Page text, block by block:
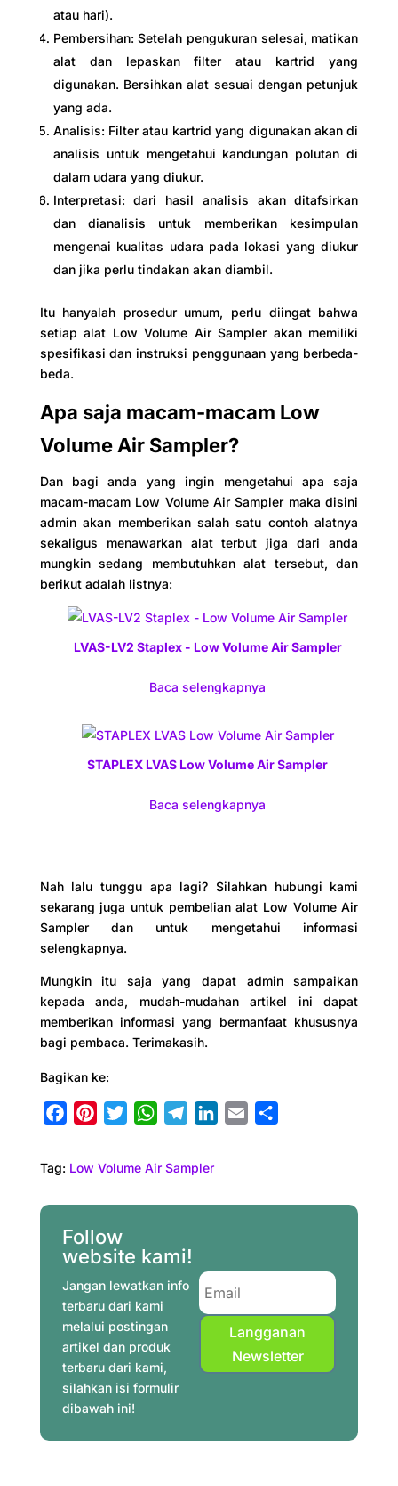
atau hari).
Pembersihan: Setelah pengukuran selesai, matikan
alat dan lepaskan filter atau kartrid yang
digunakan. Bersihkan alat sesuai dengan petunjuk
yang ada.
Analisis: Filter atau kartrid yang digunakan akan di
analisis untuk mengetahui kandungan polutan di
dalam udara yang diukur.
Interpretasi: dari hasil analisis akan ditafsirkan
dan dianalisis untuk memberikan kesimpulan
mengenai kualitas udara pada lokasi yang diukur
dan jika perlu tindakan akan diambil.
Itu hanyalah prosedur umum, perlu diingat bahwa
setiap alat Low Volume Air Sampler akan memiliki
spesifikasi dan instruksi penggunaan yang berbeda-
beda.
Apa saja macam-macam Low
Volume Air Sampler?
Dan bagi anda yang ingin mengetahui apa saja
macam-macam Low Volume Air Sampler maka disini
admin akan memberikan salah satu contoh alatnya
sekaligus menawarkan alat terbut jiga dari anda
mungkin sedang membutuhkan alat tersebut, dan
berikut adalah listnya:
LVAS-LV2 Staplex - Low Volume Air Sampler
Baca selengkapnya
STAPLEX LVAS Low Volume Air Sampler
Baca selengkapnya
Nah lalu tunggu apa lagi? Silahkan hubungi kami
sekarang juga untuk pembelian alat Low Volume Air
Sampler dan untuk mengetahui informasi
selengkapnya.
Mungkin itu saja yang dapat admin sampaikan
kepada anda, mudah-mudahan artikel ini dapat
memberikan informasi yang bermanfaat khususnya
bagi pembaca. Terimakasih.
Bagikan ke:
c
b
o
o
n
e
r
e
t
r
W
s
p
g
a
m
e
n
l
e
Tag: Low Volume Air Sampler
Follow
website kami!
Jangan lewatkan info
terbaru dari kami
melalui postingan
artikel dan produk
terbaru dari kami,
silahkan isi formulir
dibawah ini!
Langganan
Newsletter